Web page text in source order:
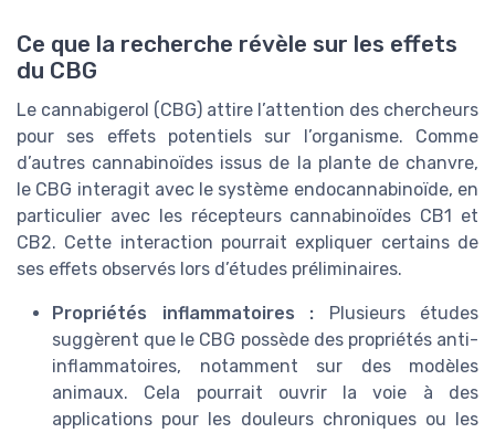
Ce que la recherche révèle sur les effets
du CBG
Le cannabigerol (CBG) attire l’attention des chercheurs
pour ses effets potentiels sur l’organisme. Comme
d’autres cannabinoïdes issus de la plante de chanvre,
le CBG interagit avec le système endocannabinoïde, en
particulier avec les récepteurs cannabinoïdes CB1 et
CB2. Cette interaction pourrait expliquer certains de
ses effets observés lors d’études préliminaires.
Propriétés inflammatoires : Plusieurs études
suggèrent que le CBG possède des propriétés anti-
inflammatoires, notamment sur des modèles
animaux. Cela pourrait ouvrir la voie à des
applications pour les douleurs chroniques ou les